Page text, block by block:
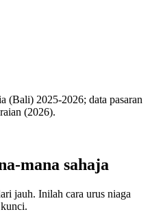
(Bali) 2025-2026; data pasaran
(2026).
mana sahaja
jauh. Inilah cara urus niaga